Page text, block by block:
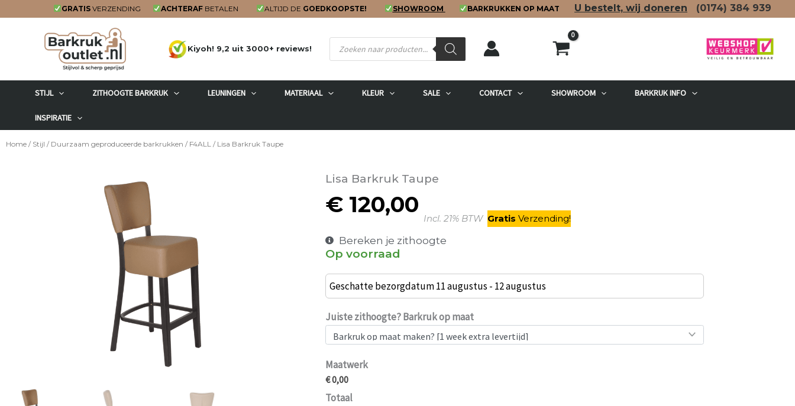
GRATIS VERZENDING ACHTERAF BETALEN ALTIJD DE GOEDKOOPSTE! SHOWROOM BARKRUKKEN OP MAAT U bestelt, wij doneren (0174) 384 939
Kiyoh! 9,2 uit 3000+ reviews!
Producten
zoeken
STIJL ZITHOOGTE BARKRUK LEUNINGEN MATERIAAL KLEUR SALE CONTACT SHOWROOM BARKRUK INFO
INSPIRATIE
Home / Stijl / Duurzaam geproduceerde barkrukken / F4ALL / Lisa Barkruk Taupe
Lisa Barkruk Taupe
€ 120,00
Incl. 21% BTW Gratis Verzending!
Bereken je zithoogte
Op voorraad
Geschatte bezorgdatum 11 augustus - 12 augustus
Juiste zithoogte? Barkruk op maat
Maatwerk
€ 0,00
Totaal
Barkruk
Taupe
aantal